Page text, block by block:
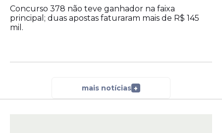
Concurso 378 não teve ganhador na faixa
principal; duas apostas faturaram mais de R$ 145
mil.
mais notícias +